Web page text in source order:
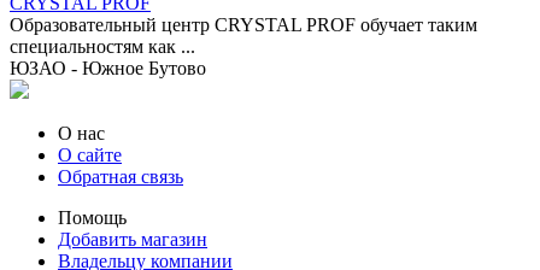
Образовательный центр CRYSTAL PROF обучает таким
специальностям как ...
ЮЗАО - Южное Бутово
О нас
О сайте
Обратная связь
Помощь
Добавить магазин
Владельцу компании